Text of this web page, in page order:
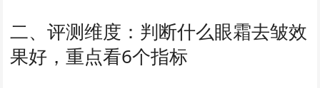
二、评测维度：判断什么眼霜去皱效
果好，重点看6个指标